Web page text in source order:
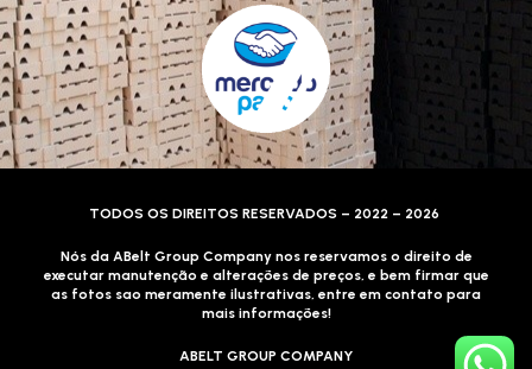
TODOS OS DIREITOS RESERVADOS – 2022 – 2026
Nós da ABelt Group Company nos reservamos o direito de
executar manutenção e alterações de preços, e bem firmar que
as fotos sao meramente ilustrativas, entre em contato para
mais informações!
ABELT GROUP COMPANY